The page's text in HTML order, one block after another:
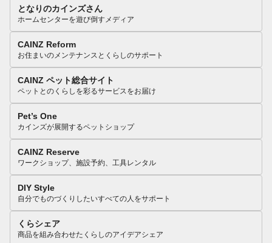
となりのカインズさん
ホームセンターを遊び倒すメディア
CAINZ Reform
お住まいのメンテナンスとくらしのサポート
CAINZ ペット総合サイト
ペットとのくらしを彩るサービスをお届け
Pet’s One
カインズが展開するペットショップ
CAINZ Reserve
ワークショップ、施設予約、工具レンタル
DIY Style
自分でものづくりしたいすべての人をサポート
くらシェア
商品を組み合わせたくらしのアイデアシェア